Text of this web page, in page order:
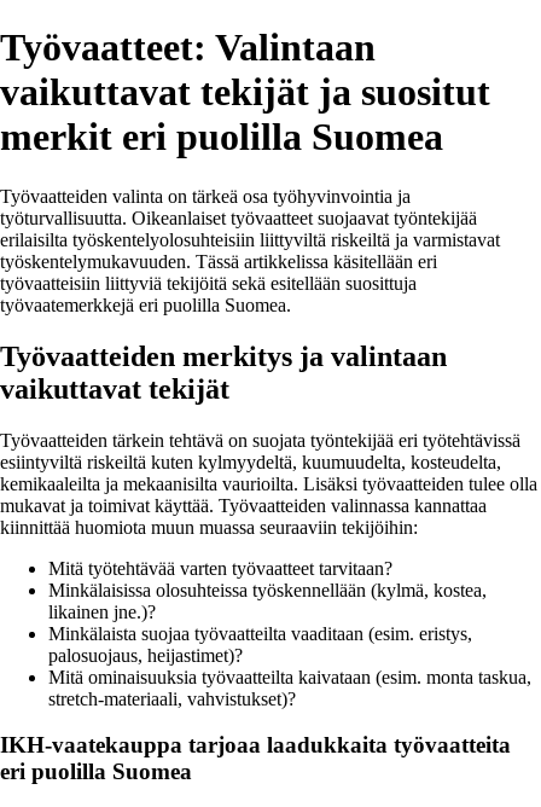
Työvaatteet: Valintaan
vaikuttavat tekijät ja suositut
merkit eri puolilla Suomea
Työvaatteiden valinta on tärkeä osa työhyvinvointia ja
työturvallisuutta. Oikeanlaiset työvaatteet suojaavat työntekijää
erilaisilta työskentelyolosuhteisiin liittyviltä riskeiltä ja varmistavat
työskentelymukavuuden. Tässä artikkelissa käsitellään eri
työvaatteisiin liittyviä tekijöitä sekä esitellään suosittuja
työvaatemerkkejä eri puolilla Suomea.
Työvaatteiden merkitys ja valintaan
vaikuttavat tekijät
Työvaatteiden tärkein tehtävä on suojata työntekijää eri työtehtävissä
esiintyviltä riskeiltä kuten kylmyydeltä, kuumuudelta, kosteudelta,
kemikaaleilta ja mekaanisilta vaurioilta. Lisäksi työvaatteiden tulee olla
mukavat ja toimivat käyttää. Työvaatteiden valinnassa kannattaa
kiinnittää huomiota muun muassa seuraaviin tekijöihin:
Mitä työtehtävää varten työvaatteet tarvitaan?
Minkälaisissa olosuhteissa työskennellään (kylmä, kostea,
likainen jne.)?
Minkälaista suojaa työvaatteilta vaaditaan (esim. eristys,
palosuojaus, heijastimet)?
Mitä ominaisuuksia työvaatteilta kaivataan (esim. monta taskua,
stretch-materiaali, vahvistukset)?
IKH-vaatekauppa tarjoaa laadukkaita työvaatteita
eri puolilla Suomea